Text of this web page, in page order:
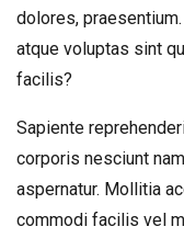
dolores,
atque voluptas sint
facilis?
Sapiente
corporis nesciunt
aspernatur. Mollitia
commodi facilis vel